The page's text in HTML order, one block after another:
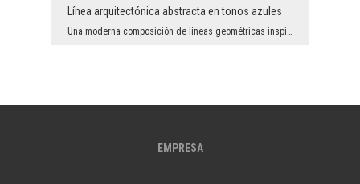
Línea arquitectónica abstracta en tonos azules
Una moderna composición de líneas geométricas inspiradas en la arquitectura crea un efecto visual...
EMPRESA